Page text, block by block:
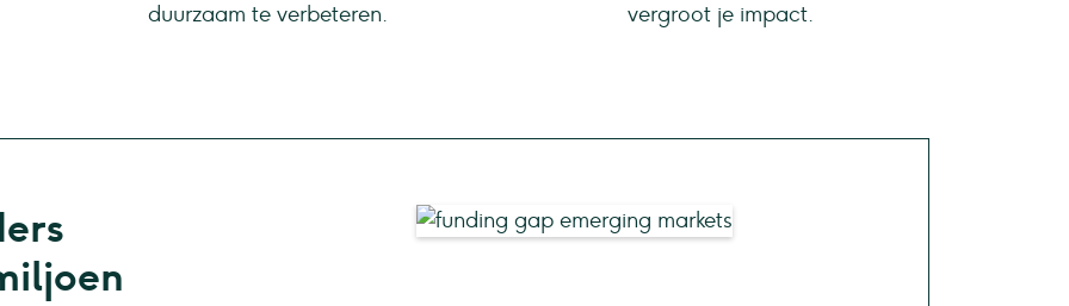
duurzaam te verbeteren.
vergroot je impact.